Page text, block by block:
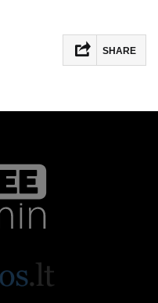
SHARE